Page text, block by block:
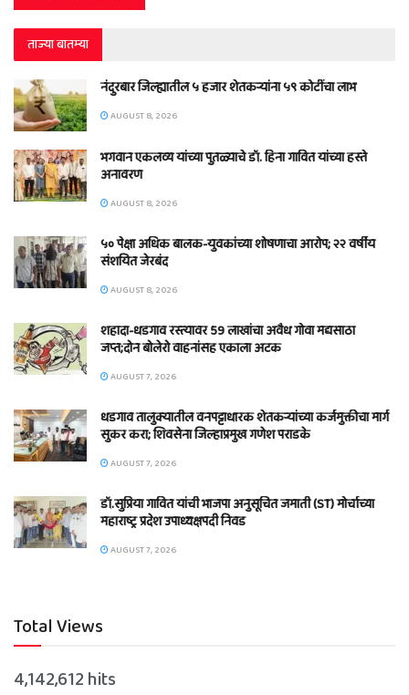
ताज्या बातम्या
नंदुरबार जिल्ह्यातील ५ हजार शेतकऱ्यांना ५९ कोटींचा लाभ
AUGUST 8, 2026
भगवान एकलव्य यांच्या पुतळ्याचे डॉ. हिना गावित यांच्या हस्ते
अनावरण
AUGUST 8, 2026
५० पेक्षा अधिक बालक-युवकांच्या शोषणाचा आरोप; २२ वर्षीय
संशयित जेरबंद
AUGUST 8, 2026
शहादा-धडगाव रस्त्यावर 59 लाखांचा अवैध गोवा मद्यसाठा
जप्त;दोन बोलेरो वाहनांसह एकाला अटक
AUGUST 7, 2026
धडगाव तालुक्यातील वनपट्टाधारक शेतकऱ्यांच्या कर्जमुक्तीचा मार्ग
सुकर करा; शिवसेना जिल्हाप्रमुख गणेश पराडके
AUGUST 7, 2026
डॉ.सुप्रिया गावित यांची भाजपा अनुसूचित जमाती (ST) मोर्चाच्या
महाराष्ट्र प्रदेश उपाध्यक्षपदी निवड
AUGUST 7, 2026
Total Views
4,142,612 hits